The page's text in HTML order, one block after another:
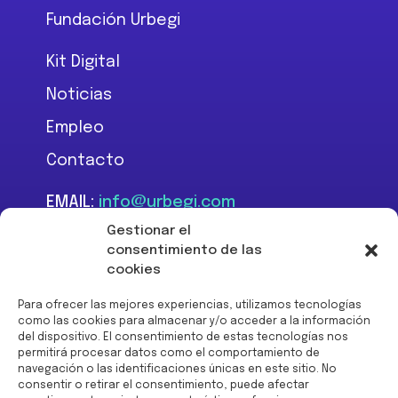
Gestionar el
consentimiento de las
cookies
Para ofrecer las mejores experiencias, utilizamos tecnologías
como las cookies para almacenar y/o acceder a la información
del dispositivo. El consentimiento de estas tecnologías nos
permitirá procesar datos como el comportamiento de
navegación o las identificaciones únicas en este sitio. No
consentir o retirar el consentimiento, puede afectar
n
Fundación Urbegi
Kit Digital
Noticias
Empleo
Contacto
EMAIL: info@urbegi.com
+34 946 801 934
Financiado por la Unión
Europea -
NextGenerationEU: